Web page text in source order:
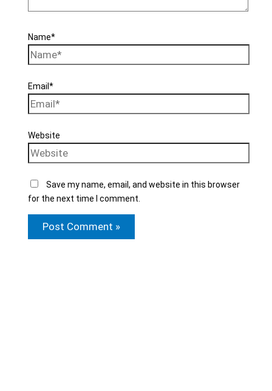
Name*
Email*
Website
Save my name, email, and website in this browser
for the next time I comment.